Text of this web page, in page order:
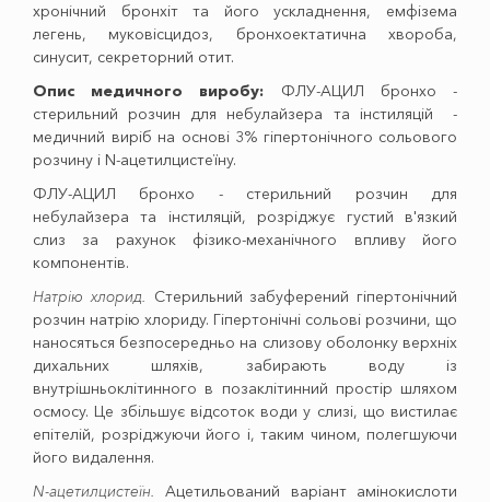
хронічний бронхіт та його ускладнення, емфізема
легень, муковісцидоз, бронхоектатична хвороба,
синусит, секреторний отит.
Опис медичного виробу: ФЛУ-АЦИЛ бронхо -
стерильний розчин для небулайзера та інстиляцій -
медичний виріб на основі 3% гіпертонічного сольового
розчину і N-ацетилцистеїну.
ФЛУ-АЦИЛ бронхо - стерильний розчин для
небулайзера та інстиляцій, розріджує густий в'язкий
слиз за рахунок фізико-механічного впливу його
компонентів.
Натрію хлорид. Стерильний забуферений гіпертонічний
розчин натрію хлориду. Гіпертонічні сольові розчини, що
наносяться безпосередньо на слизову оболонку верхніх
дихальних шляхів, забирають воду із
внутрішньоклітинного в позаклітинний простір шляхом
осмосу. Це збільшує відсоток води у слизі, що вистилає
епітелій, розріджуючи його і, таким чином, полегшуючи
його видалення.
N-ацетилцистеїн.
Ацетильований варіант амінокислоти